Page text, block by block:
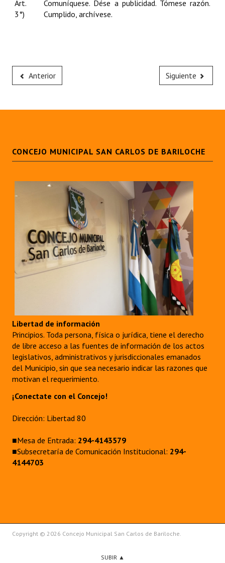
Art.
3°)
Comuníquese. Dése a publicidad. Tómese razón.
Cumplido, archívese.
Anterior Siguiente
CONCEJO MUNICIPAL SAN CARLOS DE BARILOCHE
Libertad de información
Principios. Toda persona, física o jurídica, tiene el derecho
de libre acceso a las fuentes de información de los actos
legislativos, administrativos y jurisdiccionales emanados
del Municipio, sin que sea necesario indicar las razones que
motivan el requerimiento.
¡Conectate con el Concejo!
Dirección: Libertad 80
■Mesa de Entrada: 294-4143579
■Subsecretaría de Comunicación Institucional: 294-
4144703
Copyright © 2026 Concejo Municipal San Carlos de Bariloche.
SUBIR ▲